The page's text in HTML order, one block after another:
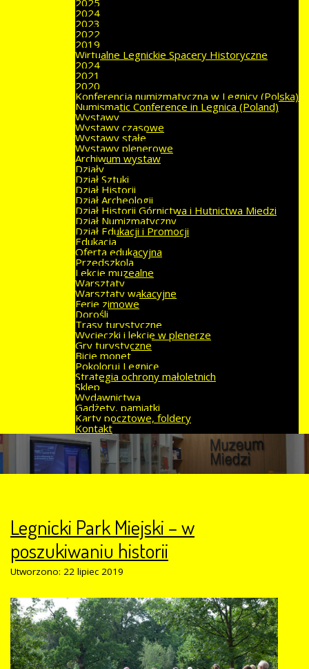
2025
2024
2023
2022
2019
Wirtualne Legnickie Spacery Historyczne
2024
2021
2020
Konferencja numizmatyczna w Legnicy (Polska)
Numismatic Conference in Legnica (Poland)
Wystawy
Wystawy czasowe
Wystawy stałe
Wystawy plenerowe
Archiwum wystaw
Działy
Dział Sztuki
Dział Historii
Dział Archeologii
Dział Historii Górnictwa i Hutnictwa Miedzi
Dział Numizmatyczny
Dział Edukacji i Promocji
Edukacja
Oferta edukacyjna
Przedszkola
Lekcje muzealne
Warsztaty
Warsztaty wakacyjne
Ferie zimowe
Dorośli
Trasy turystyczne
Wycieczki i lekcje w plenerze
Gry turystyczne
Bicie monet
Pokoloruj Legnicę
Strategia ochrony małoletnich
Sklep
Wydawnictwa
Gadżety, pamiątki
Karty pocztowe, foldery
Kontakt
Legnicki Park Miejski – w
poszukiwaniu historii
Utworzono: 22 lipiec 2019